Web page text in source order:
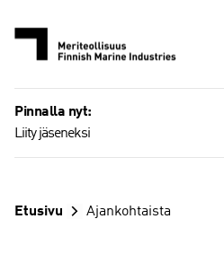
sisältöön
Pinnalla nyt:
Liity jäseneksi
Etusivu Ajankohtaista